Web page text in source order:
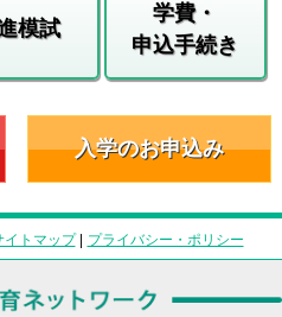
模試
学費・
申込手続き
入学のお申込み
イトマップ| プライバシー・ポリシー